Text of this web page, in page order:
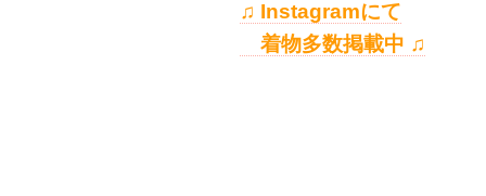
♫ Instagramにて
着物多数掲載中 ♫